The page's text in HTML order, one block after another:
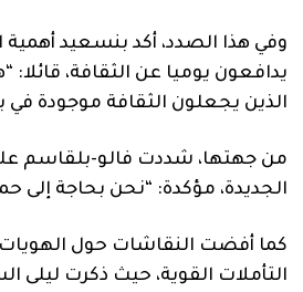
وفي هذا الصدد، أكد بنسعيد أهمية
يدافعون يوميا عن الثقافة، قائلا:
الذين يجعلون الثقافة موجودة في
من جهتها، شددت فالو-بلقاسم على
الجديدة، مؤكدة: “نحن بحاجة إلى
كما أفضت النقاشات حول الهويات
التأملات القوية، حيث ذكرت ليلى